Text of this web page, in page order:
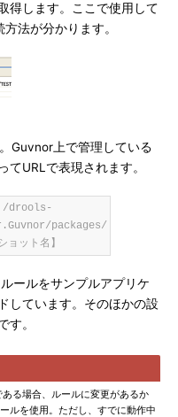
得します。ここで使用して
法が分かります。
Guvnor上で管理している
てURLで表現されます。
/drools-
packages/
ョット名】
ールをサンプルアプリケ
しています。そのほかの設
す。
る場合、ルールに変更があるか
ルを使用。ただし、すでに動作中